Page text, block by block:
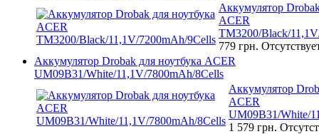
Аккумулятор
ACER
TM3200/Black/
779 грн.
Аккумулятор Drobak для ноутбука ACER
UM09B31/White/11,1V/7800mAh/8Cells
Аккумулятор
ACER
UM09B31/White/
1 579 грн.